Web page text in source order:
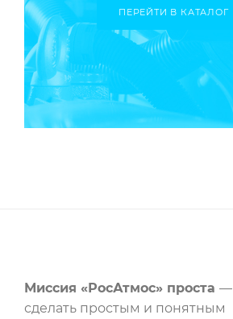
ПЕРЕЙТИ В КАТАЛОГ
Миссия «РосАтмос» проста —
сделать простым и понятным